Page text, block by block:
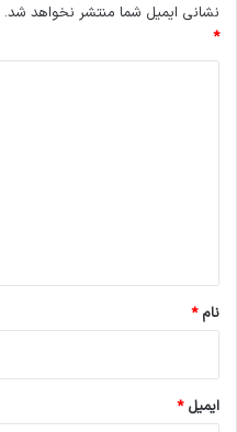
نشانی ایمیل شما منتشر نخواهد شد.
*
نام*
ایمیل*